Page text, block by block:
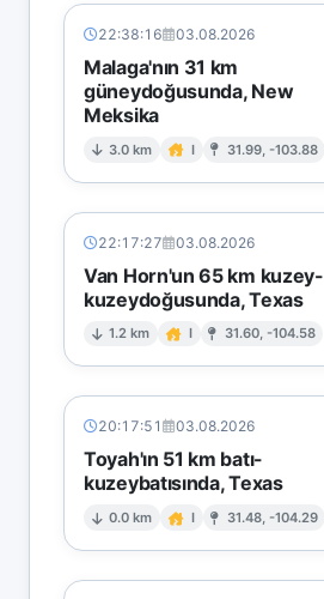
22:38:16 03.08.2026
Malaga'nın 31 km
güneydoğusunda, New
Meksika
3.0 km I 31.99, -103.88
22:17:27 03.08.2026
Van Horn'un 65 km kuzey-
kuzeydoğusunda, Texas
1.2 km I 31.60, -104.58
20:17:51 03.08.2026
Toyah'ın 51 km batı-
kuzeybatısında, Texas
0.0 km I 31.48, -104.29